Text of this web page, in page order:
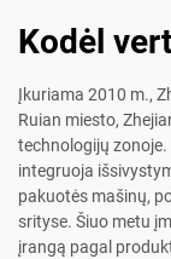
Kodėl
Įkuriama 2010 m.,
Ruian miesto,
technologijų
integruoja
pakuotės mašinų,
srityse. Šiuo metu
įrangą pagal